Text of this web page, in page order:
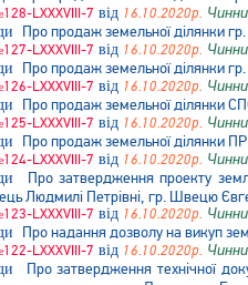
LXXXVIII-7 від 16.10.2020р.
Про продаж земельної ділянки
LXXXVIII-7 від 16.10.2020р.
Про продаж земельної ділянки
LXXXVIII-7 від 16.10.2020р.
Про продаж земельної
LXXXVIII-7 від 16.10.2020р.
Про продаж земельної
LXXXVIII-7 від 16.10.2020р.
Про затвердження проекту
Людмилі Петрівні, гр. Швецю
LXXXVIII-7 від 16.10.2020р.
Про надання дозволу на викуп
LXXXVIII-7 від 16.10.2020р.
Про затвердження технічної